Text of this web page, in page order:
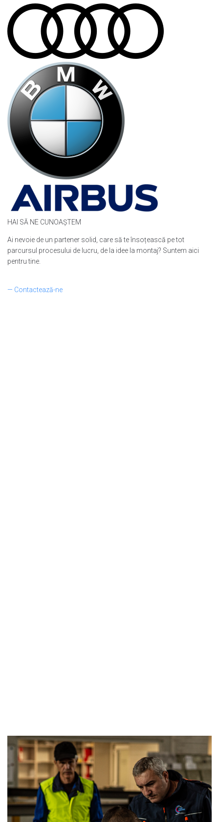
HAI SĂ NE CUNOAȘTEM
Ai nevoie de un partener solid, care să te însoțească pe tot
parcursul procesului de lucru, de la idee la montaj? Suntem aici
pentru tine.
— Contactează-ne